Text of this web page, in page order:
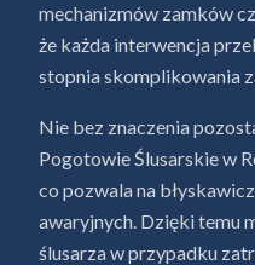
mechanizmów zamków
że każda interwencja
stopnia skomplikowania
Nie bez znaczenia
Pogotowie Ślusarskie w
co pozwala na
awaryjnych. Dzięki temu
ślusarza w przypadku